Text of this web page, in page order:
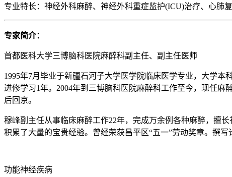
专业特长：神经外科麻醉、神经外科重症监护(ICU)治疗、心肺
专家简介：
首都医科大学三博脑科医院麻醉科副主任、副主任医师
1995年7月毕业于新疆石河子大学医学院临床医学专业，大学
进修学习1年。2004年到三博脑科医院麻醉科工作至今，现任
后回京。
穆峰副主任从事临床麻醉工作22年，完成万余例各种麻醉，擅
积累了大量的宝贵经验。曾经荣获昌平区“五一”劳动奖章。撰
功能神经疾病